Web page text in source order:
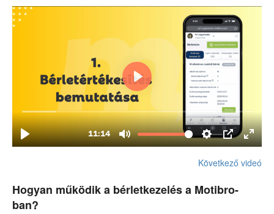
Következő videó
Hogyan működik a bérletkezelés a Motibro-
ban?